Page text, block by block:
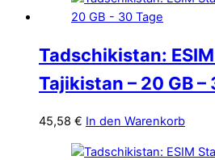
Tadschikistan:
Tajikistan – 20 GB –
45,58 € In den Warenkorb